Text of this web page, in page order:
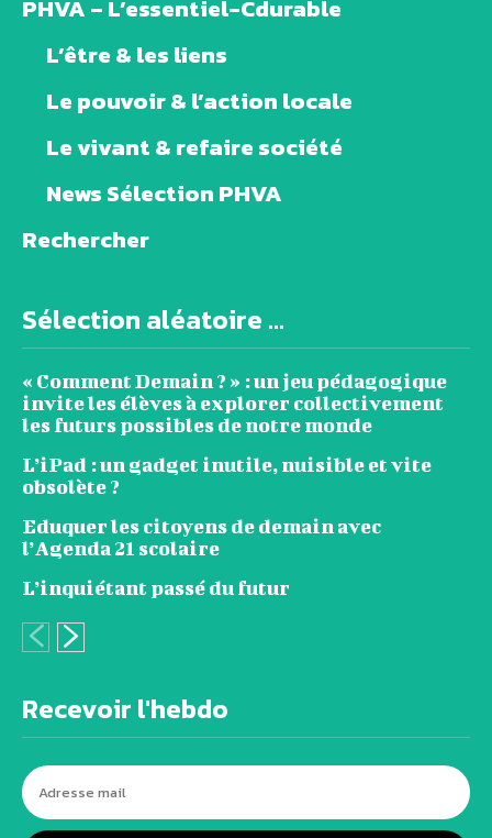
PHVA – L’essentiel-Cdurable
L’être & les liens
Le pouvoir & l’action locale
Le vivant & refaire société
News Sélection PHVA
Rechercher
Sélection aléatoire ...
« Comment Demain ? » : un jeu pédagogique
invite les élèves à explorer collectivement
les futurs possibles de notre monde
L’iPad : un gadget inutile, nuisible et vite
obsolète ?
Eduquer les citoyens de demain avec
l’Agenda 21 scolaire
L’inquiétant passé du futur
Recevoir l'hebdo